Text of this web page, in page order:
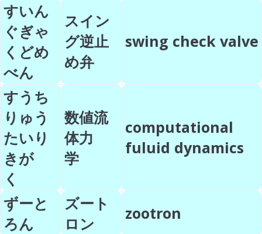
すいん
ぐぎゃ
くどめ
べん
スイン
グ逆止
め弁
swing check valve
すうち
りゅう
たいり
きが
く
数値流
体力
学
computational
fuluid dynamics
ずーと
ろん
ズート
ロン
zootron